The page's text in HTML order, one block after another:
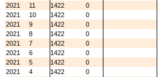
2021
11 1422
0
2021
10 1422
0
2021
9 1422
0
2021
8 1422
0
2021
7 1422
0
2021
6 1422
0
2021
5 1422
0
2021
4 1422
0